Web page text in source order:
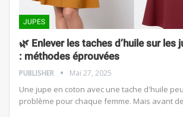
JUPES
🌿 Enlever les taches d’huile sur les
: méthodes éprouvées
PUBLISHER Mai 27, 2025
Une jupe en coton avec une tache d'huile
problème pour chaque femme. Mais avant